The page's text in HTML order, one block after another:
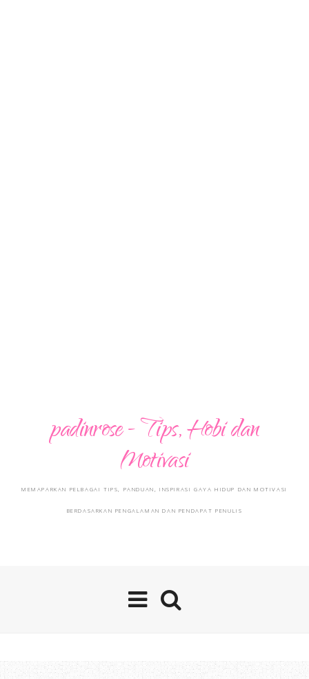
padinrose - Tips, Hobi dan
Motivasi
MEMAPARKAN PELBAGAI TIPS, PANDUAN, INSPIRASI GAYA HIDUP DAN MOTIVASI
BERDASARKAN PENGALAMAN DAN PENDAPAT PENULIS